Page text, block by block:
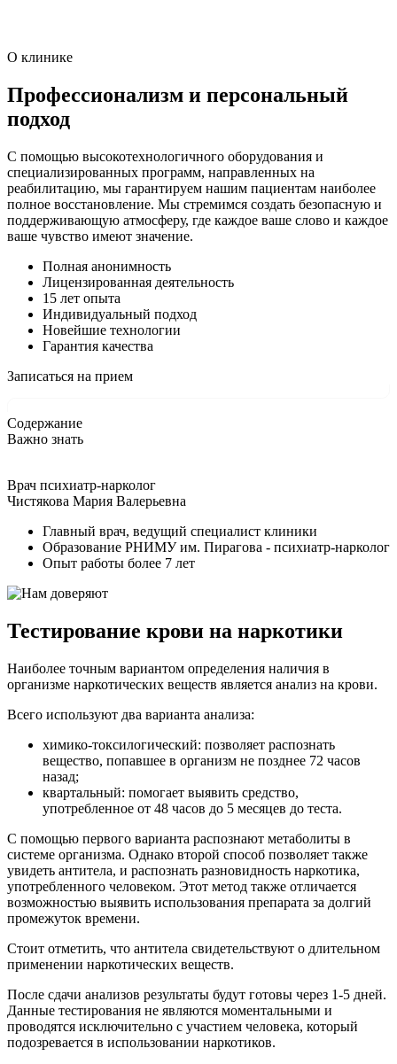
О клинике
Профессионализм и персональный
подход
С помощью высокотехнологичного оборудования и
специализированных программ, направленных на
реабилитацию, мы гарантируем нашим пациентам наиболее
полное восстановление. Мы стремимся создать безопасную и
поддерживающую атмосферу, где каждое ваше слово и каждое
ваше чувство имеют значение.
Полная анонимность
Лицензированная деятельность
15 лет опыта
Индивидуальный подход
Новейшие технологии
Гарантия качества
Записаться на прием
Содержание
Важно знать
Врач психиатр-нарколог
Чистякова Мария Валерьевна
Главный врач, ведущий специалист клиники
Образование РНИМУ им. Пирагова - психиатр-нарколог
Опыт работы более 7 лет
Тестирование крови на наркотики
Наиболее точным вариантом определения наличия в
организме наркотических веществ является анализ на крови.
Всего используют два варианта анализа:
химико-токсилогический: позволяет распознать
вещество, попавшее в организм не позднее 72 часов
назад;
квартальный: помогает выявить средство,
употребленное от 48 часов до 5 месяцев до теста.
С помощью первого варианта распознают метаболиты в
системе организма. Однако второй способ позволяет также
увидеть антитела, и распознать разновидность наркотика,
употребленного человеком. Этот метод также отличается
возможностью выявить использования препарата за долгий
промежуток времени.
Стоит отметить, что антитела свидетельствуют о длительном
применении наркотических веществ.
После сдачи анализов результаты будут готовы через 1-5 дней.
Данные тестирования не являются моментальными и
проводятся исключительно с участием человека, который
подозревается в использовании наркотиков.